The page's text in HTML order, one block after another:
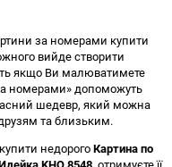
за номерами купити
вийде створити
якщо Ви малюватимете
номерами» допоможуть
шедевр, який можна
та близьким.
недорогоКартина по